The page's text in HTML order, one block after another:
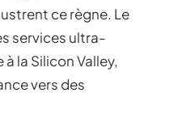
ce règne. Le
services ultra-
la Silicon Valley,
vers des